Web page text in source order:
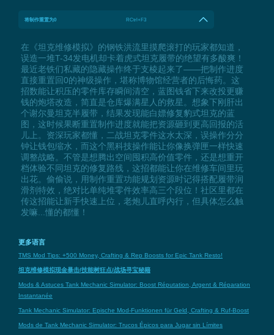
将制作重置为0 RCtrl+F3
在《坦克维修模拟》的钢铁洪流里摸爬滚打的玩家都知道，
误造一堆T-34发电机却卡着虎式坦克履带的绝望有多酸爽！
最近老铁们私藏的隐藏操作终于支棱起来了——把制作进度
直接重置回0的神级操作，堪称博物馆经营者的后悔药。这
招数能让积压的零件库存瞬间清空，蓝图钱省下来改投更赚
钱的炮塔改造，简直是仓库爆满星人的救星。想象下刚肝出
个谢尔曼坦克半履带，结果发现能白嫖修复豹式坦克的蓝
图，这时候果断重置制作进度就能把资源砸到更高回报的活
儿上。资深玩家都懂，二战坦克零件这水太深，误操作分分
钟让钱包缩水，而这个黑科技操作能让你像换弹匣一样快速
调整战略。不管是想腾出空间囤积高价值零件，还是想重开
档体验不同坦克的修复路线，这招都能让你在维修车间里玩
出花。偷偷说，用制作重置功能规划资源时记得搭配履带润
滑剂特效，绝对比单纯堆零件效率高三个段位！社区里都在
传这招能让新手快速上位，老炮儿直呼内行，但具体怎么触
发嘛...懂的都懂！
更多语言
TMS Mod Tips: +500 Money, Crafting & Rep Boosts for Epic Tank Resto!
坦克维修模拟现金暴击/技能树狂点/战场寻宝秘籍
Mods & Astuces Tank Mechanic Simulator: Boost Réputation, Argent & Réparation
Instantanée
Tank Mechanic Simulator: Epische Mod-Funktionen für Geld, Crafting & Ruf-Boost
Mods de Tank Mechanic Simulator: Trucos Épicos para Jugar sin Límites